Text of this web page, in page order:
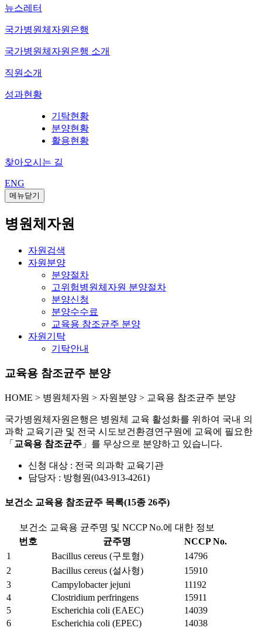
뉴스레터
국가병원체자원은행
국가병원체자원은행 소개
직원소개
성과현황
기탁현황
분양현황
활용현황
찾아오시는 길
ENG
메뉴닫기
병원체자원
자원검색
자원분양
분양절차
고위험병원체자원 분양절차
분양신청
분양수수료
교육용 참조균주 분양
자원기탁
기탁안내
교육용 참조균주 분양
HOME > 병원체자원 > 자원분양 > 교육용 참조균주 분양
국가병원체자원은행은 병원체 교육 활성화를 위하여 국내 의
과학 교육기관 및 전국 시도보건환경연구원에 교육에 필요한
「 교육용 참조균주 」를 무상으로 분양하고 있습니다.
신청 대상 : 전국 의과학 교육기관
담당자 : 방형원(043-913-4261)
보건소 교육용 참조균주 목록(15종 26주)
보건소 교육용 균주명 및 NCCP No.에 대한 정보
번호
균주명
NCCP No.
1
Bacillus cereus (구토형)
14796
2
Bacillus cereus (설사형)
15910
3
Campylobacter jejuni
11192
4
Clostridium perfringens
15911
5
Escherichia coli (EAEC)
14039
6
Escherichia coli (EPEC)
14038